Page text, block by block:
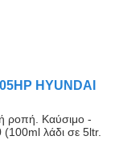
HYUNDAI
ροπή. Καύσιμο -
(100ml λάδι σε 5ltr.